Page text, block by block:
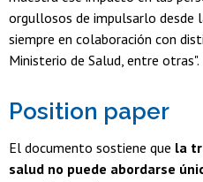
orgullosos de impulsarlo desde
siempre en colaboración con
Ministerio de Salud, entre otras".
Position paper
El documento sostiene que la
salud no puede abordarse